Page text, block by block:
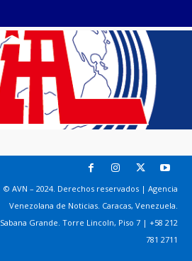
© AVN – 2024. Derechos reservados | Agencia
Venezolana de Noticias. Caracas, Venezuela.
Sabana Grande. Torre Lincoln, Piso 7 | +58 212
781 2711